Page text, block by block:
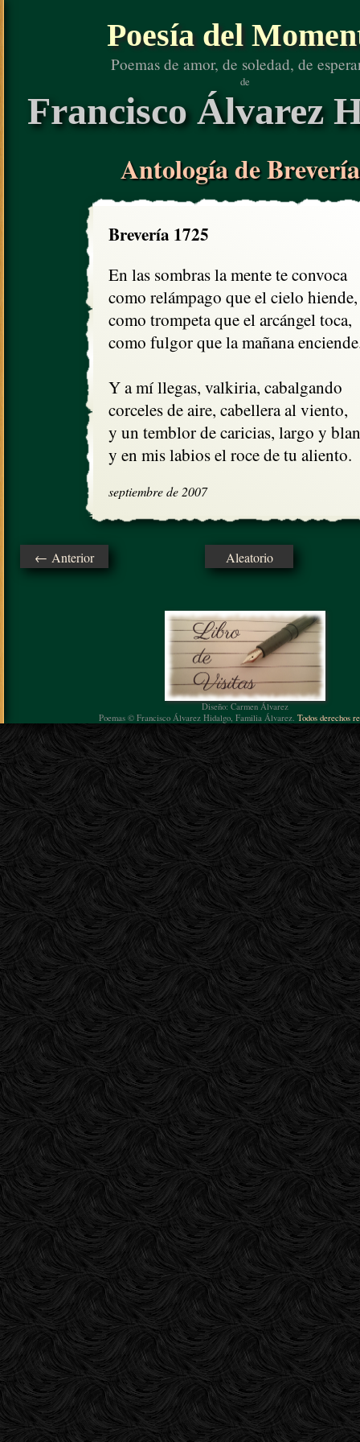
Poesía del
Poemas de amor, de soledad, de
de
Francisco Álvarez
Antología de
Brevería 1725
En las sombras la mente te convoca
como relámpago que el cielo hiende,
como trompeta que el arcángel toca,
como fulgor que la mañana
Y a mí llegas, valkiria, cabalgando
corceles de aire, cabellera al viento,
y un temblor de caricias, largo y
y en mis labios el roce de tu aliento.
septiembre de 2007
← Anterior Aleatorio
Diseño: Carmen Álvarez
Poemas © Francisco Álvarez Hidalgo, Familia Álvarez. Todos derechos